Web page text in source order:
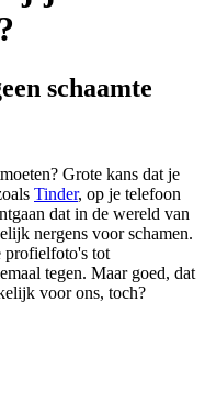
schaamte
Grote kans dat je
Tinder, op je telefoon
dat in de wereld van
nergens voor schamen.
profielfoto's tot
tegen. Maar goed, dat
voor ons, toch?